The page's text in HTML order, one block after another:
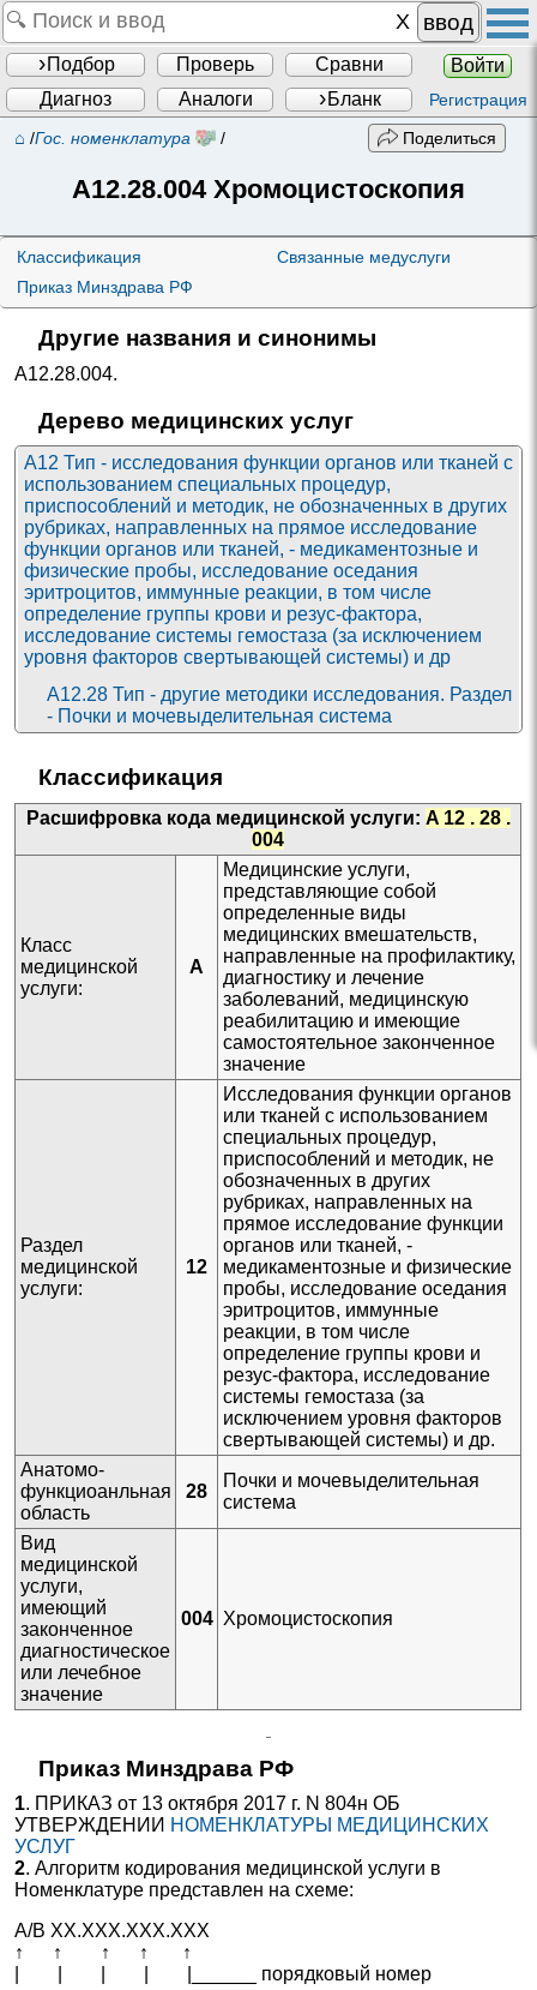
ввод
Подбор Проверь Сравни
Войти
Диагноз
Аналоги Бланк Регистрация
⌂ /Гос. номенклатура / Поделиться
A12.28.004 Хромоцистоскопия
Классификация
Приказ Минздрава РФ
Связанные медуслуги
Другие названия и синонимы
A12.28.004.
Дерево медицинских услуг
A12 Тип - исследования функции органов или тканей с
использованием специальных процедур,
приспособлений и методик, не обозначенных в других
рубриках, направленных на прямое исследование
функции органов или тканей, - медикаментозные и
физические пробы, исследование оседания
эритроцитов, иммунные реакции, в том числе
определение группы крови и резус-фактора,
исследование системы гемостаза (за исключением
уровня факторов свертывающей системы) и др
A12.28 Тип - другие методики исследования. Раздел
- Почки и мочевыделительная система
номенклатуры мед. услуг
A12.28.001 Цистометрография
A12.28.002 Исследование функции нефронов по
клиренсу креатинина (проба Реберга)
A12.28.003 Тесты тубулярной реабсорбции
A12.28.005 Исследование объема остаточной
мочи
A12.28.006 Измерение скорости потока мочи
(урофлоуметрия)
A12.28.007 Цистометрия
A12.28.008 Профилометрия внутриуретрального
A12.28.009 Определение секреторного
иммуноглобулина A в моче
A12.28.010 Определение уровня
гликозаминогликанов мочи
A12.28.011 Микроскопическое исследование
осадка мочи
A12.28.012 Определение объема мочи
A12.28.013 Определение удельного веса
(относительной плотности) мочи
A12.28.014 Визуальное исследование мочи
A12.28.015 Микроскопическое исследование
отделяемого из уретры
Классификация
Расшифровка кода медицинской услуги: A 12 . 28 .
004
Класс
медицинской
услуги:
A
Медицинские услуги,
представляющие собой
определенные виды
медицинских вмешательств,
направленные на профилактику,
диагностику и лечение
заболеваний, медицинскую
реабилитацию и имеющие
самостоятельное законченное
значение
Раздел
медицинской
услуги:
12
Исследования функции органов
или тканей с использованием
специальных процедур,
приспособлений и методик, не
обозначенных в других
рубриках, направленных на
прямое исследование функции
органов или тканей, -
медикаментозные и физические
пробы, исследование оседания
эритроцитов, иммунные
реакции, в том числе
определение группы крови и
резус-фактора, исследование
системы гемостаза (за
исключением уровня факторов
свертывающей системы) и др.
Анатомо-
функциоанльная
область
28
Почки и мочевыделительная
система
Вид
медицинской
услуги,
имеющий
законченное
диагностическое
или лечебное
значение
004 Хромоцистоскопия
Приказ Минздрава РФ
1. ПРИКАЗ от 13 октября 2017 г. N 804н ОБ
УТВЕРЖДЕНИИ НОМЕНКЛАТУРЫ МЕДИЦИНСКИХ
УСЛУГ
2. Алгоритм кодирования медицинской услуги в
Номенклатуре представлен на схеме:
А/B ХХ.ХХХ.ХХХ.XXX
↑ ↑ ↑ ↑ ↑
| | | | |______ порядковый номер